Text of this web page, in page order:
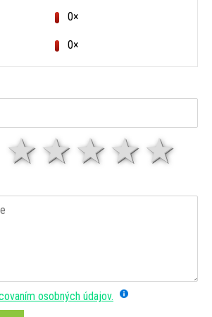
0×
0×
4
3
2 hviezdy
1 hviezda
osobných údajov.